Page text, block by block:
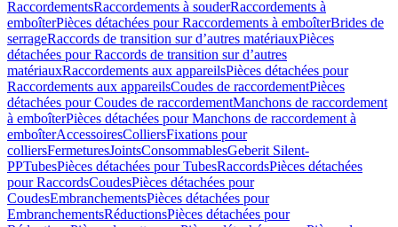
RaccordementsRaccordements à souderRaccordements à
emboîterPièces détachées pour Raccordements à emboîterBrides de
serrageRaccords de transition sur d’autres matériauxPièces
détachées pour Raccords de transition sur d’autres
matériauxRaccordements aux appareilsPièces détachées pour
Raccordements aux appareilsCoudes de raccordementPièces
détachées pour Coudes de raccordementManchons de raccordement
à emboîterPièces détachées pour Manchons de raccordement à
emboîterAccessoiresColliersFixations pour
colliersFermeturesJointsConsommablesGeberit Silent-
PPTubesPièces détachées pour TubesRaccordsPièces détachées
pour RaccordsCoudesPièces détachées pour
CoudesEmbranchementsPièces détachées pour
EmbranchementsRéductionsPièces détachées pour